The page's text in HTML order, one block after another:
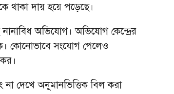
থাকা দায় হয়ে পড়েছে।
নানাবিধ অভিযোগ। অভিযোগ কেন্দ্রের
কোনোভাবে সংযোগ পেলেও
না দেখে অনুমানভিত্তিক বিল করা